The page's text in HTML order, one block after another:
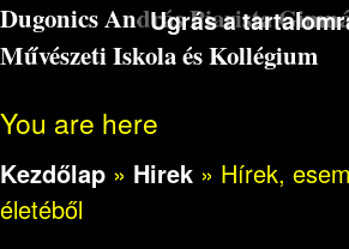
Ugrás a
Dugonics András Piarista
Művészeti Iskola és Kollégium
You are here
Kezdőlap » Hirek » Hírek,
életéből